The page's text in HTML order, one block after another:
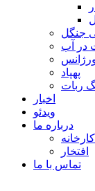
جنگل
در آب
پهپاد
ربات
اخبار
ویدئو
درباره ما
افتخار
تماس با ما